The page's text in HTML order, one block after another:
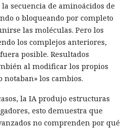
secuencia de aminoácidos de
o bloqueando por completo
las moléculas. Pero los
los complejos anteriores,
posible. Resultados
al modificar los propios
notaban» los cambios.
la IA produjo estructuras
esto demuestra que
no comprenden por qué